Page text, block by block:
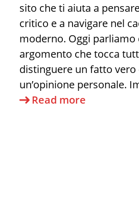
sito che ti aiuta a
critico e a navigare nel
moderno. Oggi parliamo
argomento che tocca
distinguere un fatto
un’opinione personale.
Read more